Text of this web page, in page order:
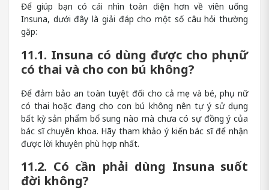
Để giúp bạn có cái nhìn toàn diện hơn về viên uống
Insuna, dưới đây là giải đáp cho một số câu hỏi thường
gặp:
11.1. Insuna có dùng được cho phụ nữ
có thai và cho con bú không?
Để đảm bảo an toàn tuyệt đối cho cả mẹ và bé, phụ nữ
có thai hoặc đang cho con bú không nên tự ý sử dụng
bất kỳ sản phẩm bổ sung nào mà chưa có sự đồng ý của
bác sĩ chuyên khoa. Hãy tham khảo ý kiến bác sĩ để nhận
được lời khuyên phù hợp nhất.
11.2. Có cần phải dùng Insuna suốt
đời không?